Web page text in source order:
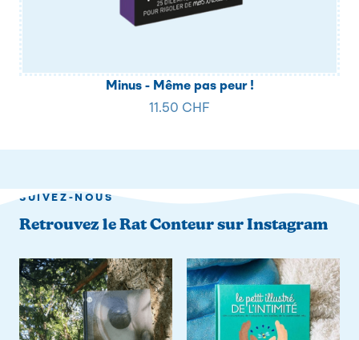
Minus - Même pas peur !
11.50 CHF
SUIVEZ-NOUS
Retrouvez le Rat Conteur sur Instagram